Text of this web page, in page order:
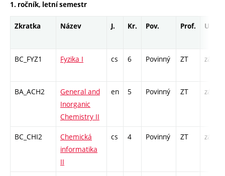
1. ročník, letní semestr
Zkratka Název J. Kr. Pov. Prof. Uk.
BC_FYZ1 Fyzika I cs 6 Povinný ZT zá,zk
BA_ACH2
General and
Inorganic
Chemistry II
en 5 Povinný ZT zá,zk
BC_CHI2
Chemická
informatika
II
cs 4 Povinný ZT zá,zk